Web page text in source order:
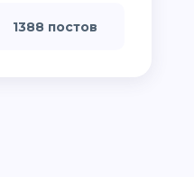
1388 постов